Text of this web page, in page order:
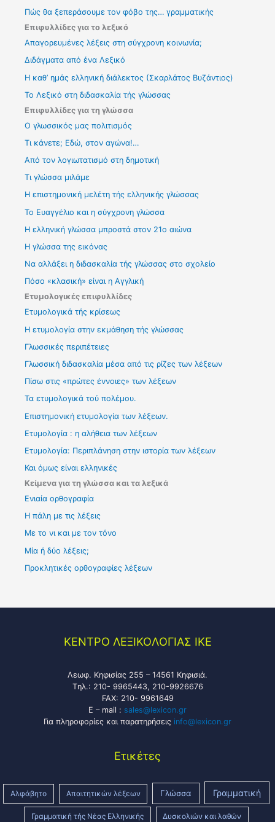
Πώς θα ξεπεράσουμε τον φόβο της… γραμματικής
Επιφυλλίδες για το λεξικό
Απαγορευμένες λέξεις στη σύγχρονη κοινωνία;
Διδάγματα από ένα Λεξικό
Η καθ’ ημάς ελληνική διάλεκτος (Σκαρλάτος Βυζάντιος)
Το Λεξικό στη διδασκαλία τής γλώσσας
Επιφυλλίδες για τη γλώσσα
Ο γλωσσικός μας πολιτισμός
Τι κάνετε; Εδώ, στον αγώνα!…
Από τον λογιωτατισμό στη δημοτική
Τι γλώσσα μιλάμε
Η επιστημονική μελέτη τής ελληνικής γλώσσας
Το Ευαγγέλιο και η σύγχρονη γλώσσα
Η ελληνική γλώσσα μπροστά στον 21ο αιώνα
Η γλώσσα της εικόνας
Να αλλάξει η διδασκαλία τής γλώσσας στο σχολείο
Πόσο «κλασική» είναι η Αγγλική
Ετυμολογικές επιφυλλίδες
Ετυμολογικά τής κρίσεως
Η ετυμολογία στην εκμάθηση τής γλώσσας
Γλωσσικές περιπέτειες
Γλωσσική διδασκαλία μέσα από τις ρίζες των λέξεων
Πίσω στις «πρώτες έννοιες» των λέξεων
Τα ετυμολογικά τού πολέμου.
Επιστημονική ετυμολογία των λέξεων.
Ετυμολογία : η αλήθεια των λέξεων
Ετυμολογία: Περιπλάνηση στην ιστορία των λέξεων
Και όμως είναι ελληνικές
Κείμενα για τη γλώσσα και τα λεξικά
Ενιαία ορθογραφία
Η πάλη με τις λέξεις
Με το νι και με τον τόνο
Μία ή δύο λέξεις;
Προκλητικές ορθογραφίες λέξεων
KENTPO ΛEΞIKOΛOΓIAΣ ΙΚΕ
Λεωφ. Κηφισίας 255 – 14561 Κηφισιά.
Tηλ.: 210- 9965443, 210-9926676
FAX: 210- 9961649
E – mail : sales@lexicon.gr
Για πληροφορίες και παρατηρήσεις info@lexicon.gr
Ετικέτες
Αλφάβητο Απαιτητικών λέξεων Γλώσσα Γραμματική
Γραμματική τής Νέας Ελληνικής Δυσκολιών και λαθών